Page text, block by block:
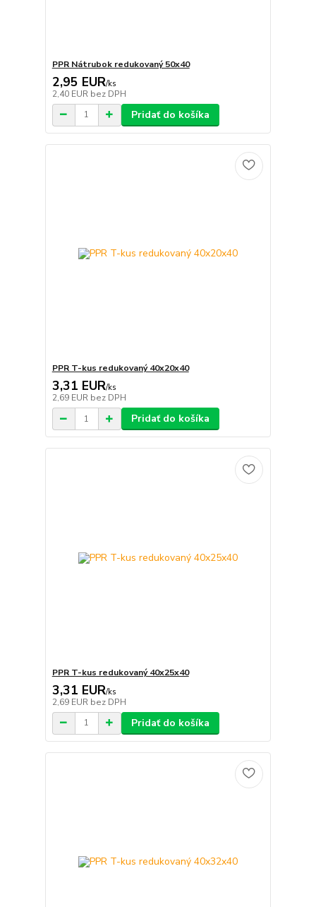
PPR Nátrubok redukovaný 50x40
2,95 EUR/ks
2,40 EUR bez DPH
Pridať do košíka
PPR T-kus redukovaný 40x20x40
3,31 EUR/ks
2,69 EUR bez DPH
Pridať do košíka
PPR T-kus redukovaný 40x25x40
3,31 EUR/ks
2,69 EUR bez DPH
Pridať do košíka